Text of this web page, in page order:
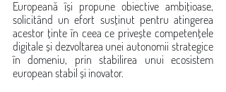
Europeană își propune obiective ambițioase,
solicitând un efort susținut pentru atingerea
acestor ținte în ceea ce privește competențele
digitale și dezvoltarea unei autonomii strategice
în domeniu, prin stabilirea unui ecosistem
european stabil și inovator.